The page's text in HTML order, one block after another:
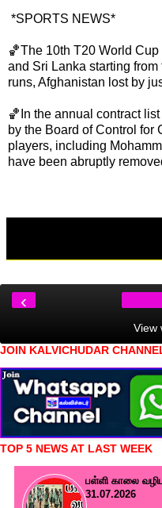
*SPORTS NEWS*
🏀The 10th T20 World
and Sri Lanka starting
runs, Afghanistan lost by
🏀In the annual contract
by the Board of Control for
players, including
have been abruptly
‹
View
JOIN KALVICHUDAR
TOP 5 NEWS AT LAST WEEK
பள்ளி காலை
31.07.2026